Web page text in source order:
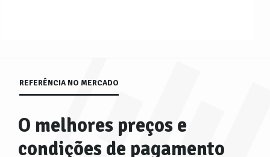
REFERÊNCIA NO MERCADO
O melhores preços e
condições de pagamento